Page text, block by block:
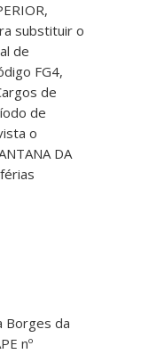
substituir o
de
FG4,
de
de
o
DA
Borges da
nº